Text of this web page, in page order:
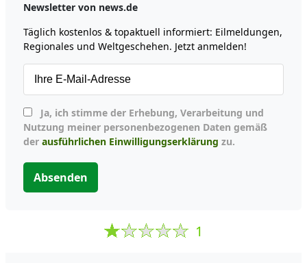
Newsletter von news.de
Täglich kostenlos & topaktuell informiert: Eilmeldungen,
Regionales und Weltgeschehen. Jetzt anmelden!
Nutzung meiner personenbezogenen Daten gemäß
der ausführlichen Einwilligungserklärung zu.
Absenden
1